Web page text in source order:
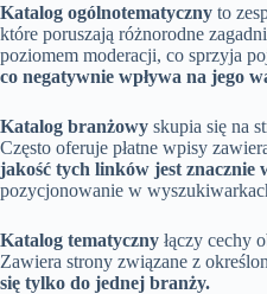
Katalog ogólnotematyczny to
które poruszają różnorodne
poziomem moderacji, co sprzyja
co negatywnie wpływa na jego
Katalog branżowy skupia się na
Często oferuje płatne wpisy
jakość tych linków jest znacznie
pozycjonowanie w
Katalog tematyczny łączy cechy
Zawiera strony związane z
się tylko do jednej branży.